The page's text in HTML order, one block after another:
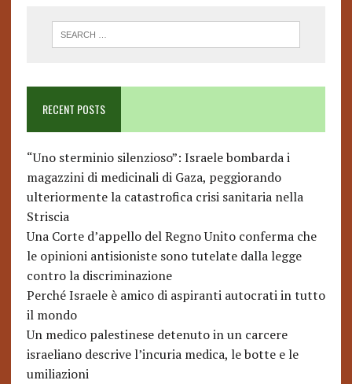
RECENT POSTS
“Uno sterminio silenzioso”: Israele bombarda i
magazzini di medicinali di Gaza, peggiorando
ulteriormente la catastrofica crisi sanitaria nella
Striscia
Una Corte d’appello del Regno Unito conferma che
le opinioni antisioniste sono tutelate dalla legge
contro la discriminazione
Perché Israele è amico di aspiranti autocrati in tutto
il mondo
Un medico palestinese detenuto in un carcere
israeliano descrive l’incuria medica, le botte e le
umiliazioni